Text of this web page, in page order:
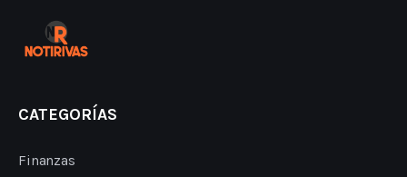
CATEGORÍAS
Finanzas